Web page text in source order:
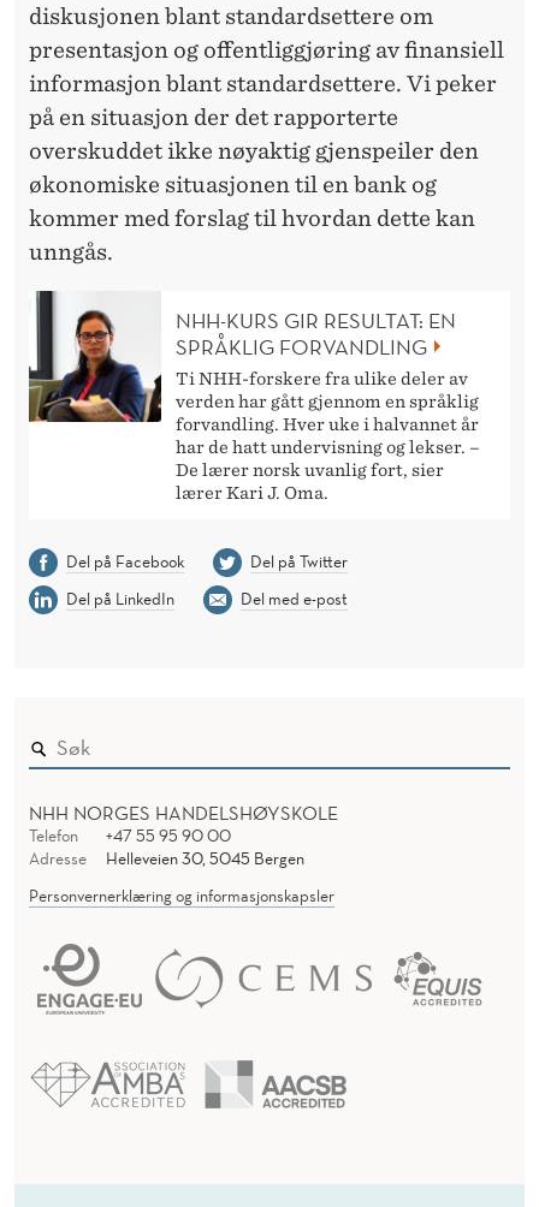
diskusjonen blant standardsettere om
presentasjon og offentliggjøring av finansiell
informasjon blant standardsettere. Vi peker
på en situasjon der det rapporterte
overskuddet ikke nøyaktig gjenspeiler den
økonomiske situasjonen til en bank og
kommer med forslag til hvordan dette kan
unngås.
NHH-KURS GIR RESULTAT: EN
SPRÅKLIG FORVANDLING
Ti NHH-forskere fra ulike deler av
verden har gått gjennom en språklig
forvandling. Hver uke i halvannet år
har de hatt undervisning og lekser. –
De lærer norsk uvanlig fort, sier
lærer Kari J. Oma.
Del på Facebook
Del på Twitter
Del på LinkedIn
Del med e-post
NHH NORGES HANDELSHØYSKOLE
Telefon
+47 55 95 90 00
Adresse
Helleveien 30, 5045 Bergen
Personvernerklæring og informasjonskapsler